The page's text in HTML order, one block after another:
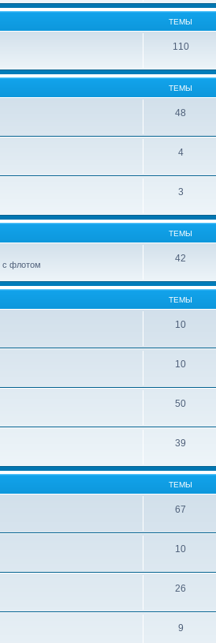
ТЕМЫ
110
ТЕМЫ
48
4
3
ТЕМЫ
с флотом
42
ТЕМЫ
10
10
50
39
ТЕМЫ
67
10
26
9